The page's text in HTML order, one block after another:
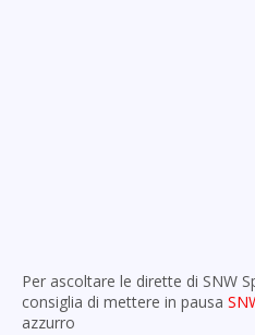
Per ascoltare le dirette di SNW
consiglia di mettere in pausa
azzurro